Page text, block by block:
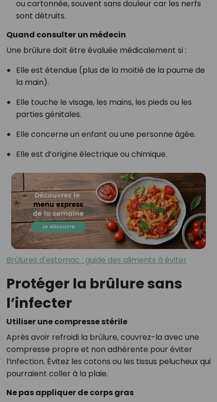
ou cartonnée, souvent sans douleur car les nerfs
sont détruits.
Quand consulter un médecin
Une brûlure doit être évaluée médicalement si :
Elle est étendue (plus de la moitié de la paume de
la main).
Elle touche le visage, les mains, les pieds ou les
parties génitales.
Elle concerne un enfant ou une personne âgée.
Elle est d’origine électrique ou chimique.
Brûlures d'estomac : guide des aliments à éviter
Protéger la brûlure sans
l’infecter
Utiliser une compresse stérile
Après avoir refroidi la brûlure, couvrez-la avec une
compresse propre et non adhérente pour éviter
l’infection. Évitez les cotons ou les tissus pelucheux qui
pourraient coller à la plaie.
Ne pas appliquer de corps gras